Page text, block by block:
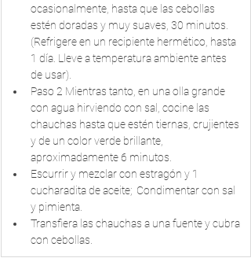
ocasionalmente, hasta que las cebollas
estén doradas y muy suaves, 30 minutos.
(Refrigere en un recipiente hermético, hasta
1 día. Lleve a temperatura ambiente antes
de usar).
Paso 2 Mientras tanto, en una olla grande
con agua hirviendo con sal, cocine las
chauchas hasta que estén tiernas, crujientes
y de un color verde brillante,
aproximadamente 6 minutos.
Escurrir y mezclar con estragón y 1
cucharadita de aceite;  Condimentar con sal
y pimienta.
Transfiera las chauchas a una fuente y cubra
con cebollas.